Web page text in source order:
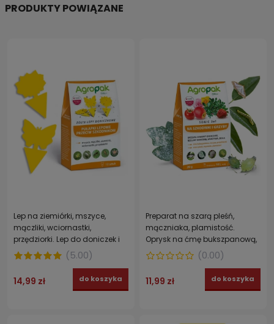
PRODUKTY POWIĄZANE
Lep na ziemiórki, mszyce,
mączliki, wciornastki,
przędziorki. Lep do doniczek i
szklarni AGROPAK 12 szt.
(5.00)
14,99 zł do koszyka
Preparat na szarą pleśń,
mączniaka, plamistość.
Oprysk na ćmę bukszpanową,
mszyce, przędziorka SONIC
2w1 AGROPAK 20 G
(0.00)
11,99 zł do koszyka